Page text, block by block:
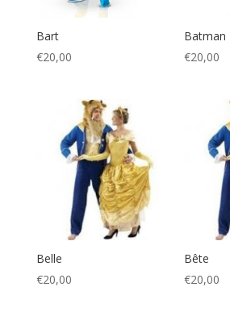
Bart
€20,00
Batman
€20,00
Belle
€20,00
Bête
€20,00